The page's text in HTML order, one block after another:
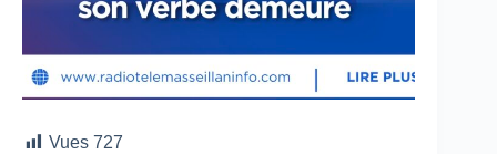
Vues 727